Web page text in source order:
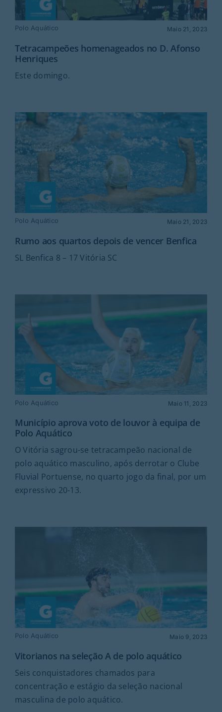
Polo Aquático Maio 21, 2023
Tetracampeões homenageados no D. Afonso
Henriques
Este domingo.
Polo Aquático Maio 21, 2023
Rumo aos quartos depois de vencer Benfica
SL Benfica 8 – 17 Vitória SC
Polo Aquático Maio 11, 2023
Município aprova voto de louvor à equipa de
Polo Aquático
O Vitória sagrou-se tetracampeão nacional de
polo aquático masculino, após derrotar o Clube
Fluvial Portuense, no quarto jogo da final, por um
expressivo 20-13.
Polo Aquático Maio 9, 2023
Vitorianos na seleção A de polo aquático
Seis conquistadores chamados para
concentração e estágio da seleção nacional
masculina de polo aquático.